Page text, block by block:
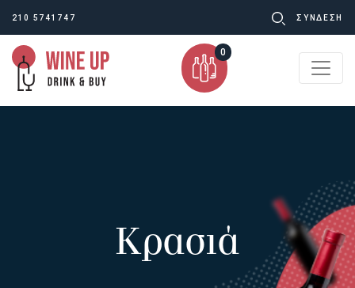
210 5741747 ΣΥΝΔΕΣΗ
0
Κρασιά